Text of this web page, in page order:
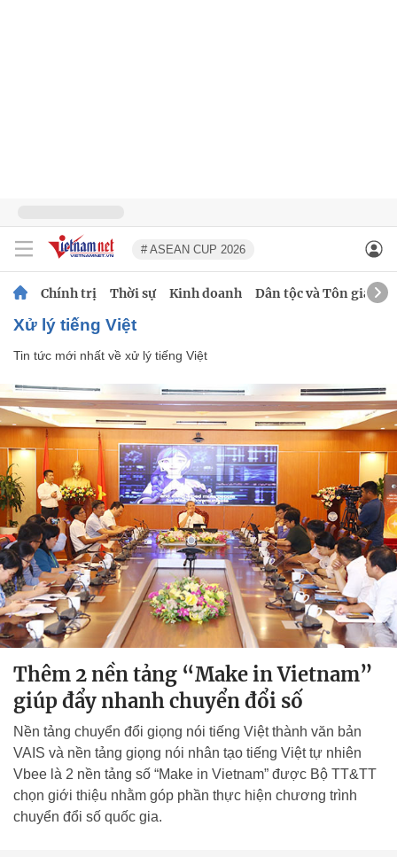
# ASEAN CUP 2026
Chính trị Thời sự Kinh doanh Dân tộc và Tôn giáo
xử lý tiếng Việt
Tin tức mới nhất về xử lý tiếng Việt
Thêm 2 nền tảng “Make in Vietnam”
giúp đẩy nhanh chuyển đổi số
Nền tảng chuyển đổi giọng nói tiếng Việt thành văn bản
VAIS và nền tảng giọng nói nhân tạo tiếng Việt tự nhiên
Vbee là 2 nền tảng số “Make in Vietnam” được Bộ TT&TT
chọn giới thiệu nhằm góp phần thực hiện chương trình
chuyển đổi số quốc gia.